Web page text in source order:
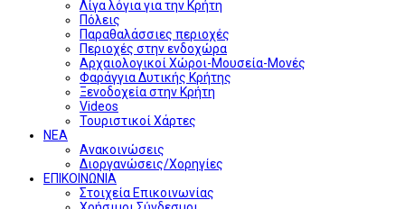
Λίγα λόγια για την Κρήτη
Πόλεις
Παραθαλάσσιες περιοχές
Περιοχές στην ενδοχώρα
Αρχαιολογικοί Χώροι-Μουσεία-Μονές
Φαράγγια Δυτικής Κρήτης
Ξενοδοχεία στην Κρήτη
Videos
Τουριστικοί Χάρτες
ΝΕΑ
Ανακοινώσεις
Διοργανώσεις/Χορηγίες
ΕΠΙΚΟΙΝΩΝΙΑ
Στοιχεία Επικοινωνίας